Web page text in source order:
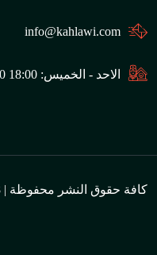
info@kahlawi.com
الاحد - الخميس: 18:00 6:00
كافة حقوق النشر محفوظة | Kahlawi.com© 2023